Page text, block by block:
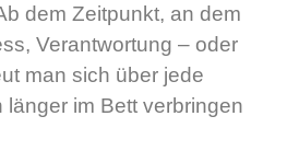
dem Zeitpunkt, an dem
Verantwortung – oder
man sich über jede
länger im Bett verbringen